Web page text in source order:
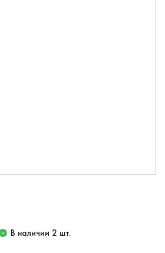
В наличии 2 шт.